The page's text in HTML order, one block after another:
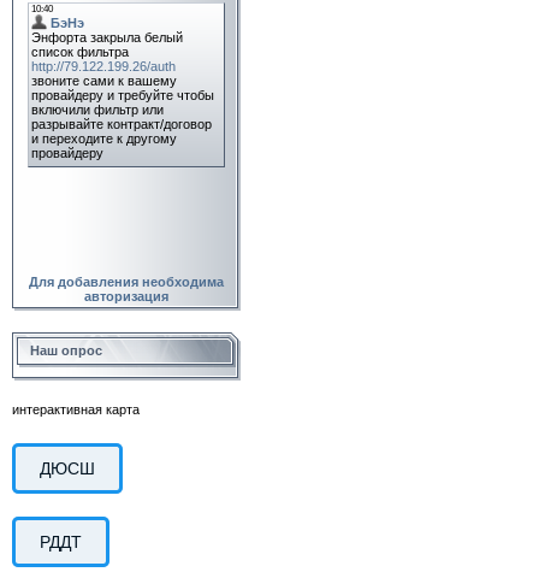
Для добавления необходима
авторизация
Наш опрос
интерактивная карта
ДЮСШ
РДДТ